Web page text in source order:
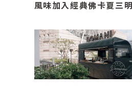
風味加入經典佛卡夏三